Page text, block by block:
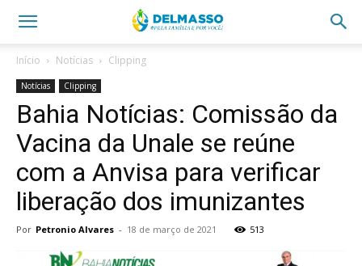
Início Notícias Clipping
Notícias Clipping
Bahia Notícias: Comissão da
Vacina da Unale se reúne
com a Anvisa para verificar
liberação dos imunizantes
Por Petronio Alvares - 18 de março de 2021 513